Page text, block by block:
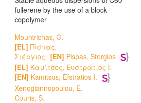
fullerene by the use of a block
copolymer
Mountrichas, G.
[EL] Πίσπας,
Στέργιος [EN] Pispas, Stergios
[EL] Καμίτσος, Ευστράτιος Ι.
[EN] Kamitsos, Efstratios I.
Xenogiannopoulou, E.
Couris, S.